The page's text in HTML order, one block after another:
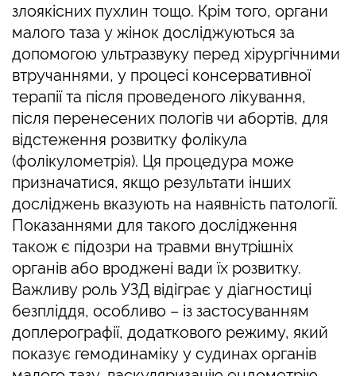
злоякісних пухлин тощо. Крім того, органи
малого таза у жінок досліджуються за
допомогою ультразвуку перед хірургічними
втручаннями, у процесі консервативної
терапії та після проведеного лікування,
після перенесених пологів чи абортів, для
відстеження розвитку фолікула
(фолікулометрія). Ця процедура може
призначатися, якщо результати інших
досліджень вказують на наявність патології.
Показаннями для такого дослідження
також є підозри на травми внутрішніх
органів або вроджені вади їх розвитку.
Важливу роль УЗД відіграє у діагностиці
безпліддя, особливо – із застосуванням
доплерографії, додаткового режиму, який
показує гемодинаміку у судинах органів